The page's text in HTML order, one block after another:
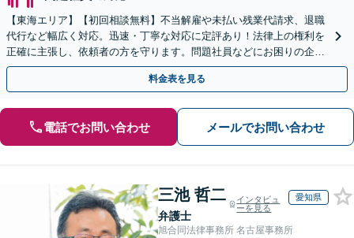
【東海エリア】【初回相談無料】不当解雇や未払い残業代請求、退職
代行など幅広く対応。迅速・丁寧な対応に定評あり！法律上の権利を
正確に主張し、依頼者の方を守ります。問題社員などにお困りの企業
さまもぜひご相談ください【電話相談可】【法テラス可】
料金表を見る
電話でお問い合わせ メールでお問い合わせ
三池 哲二
弁護士
インタビュ
ーを見る
愛知県
旭合同法律事務所 名古屋事務所